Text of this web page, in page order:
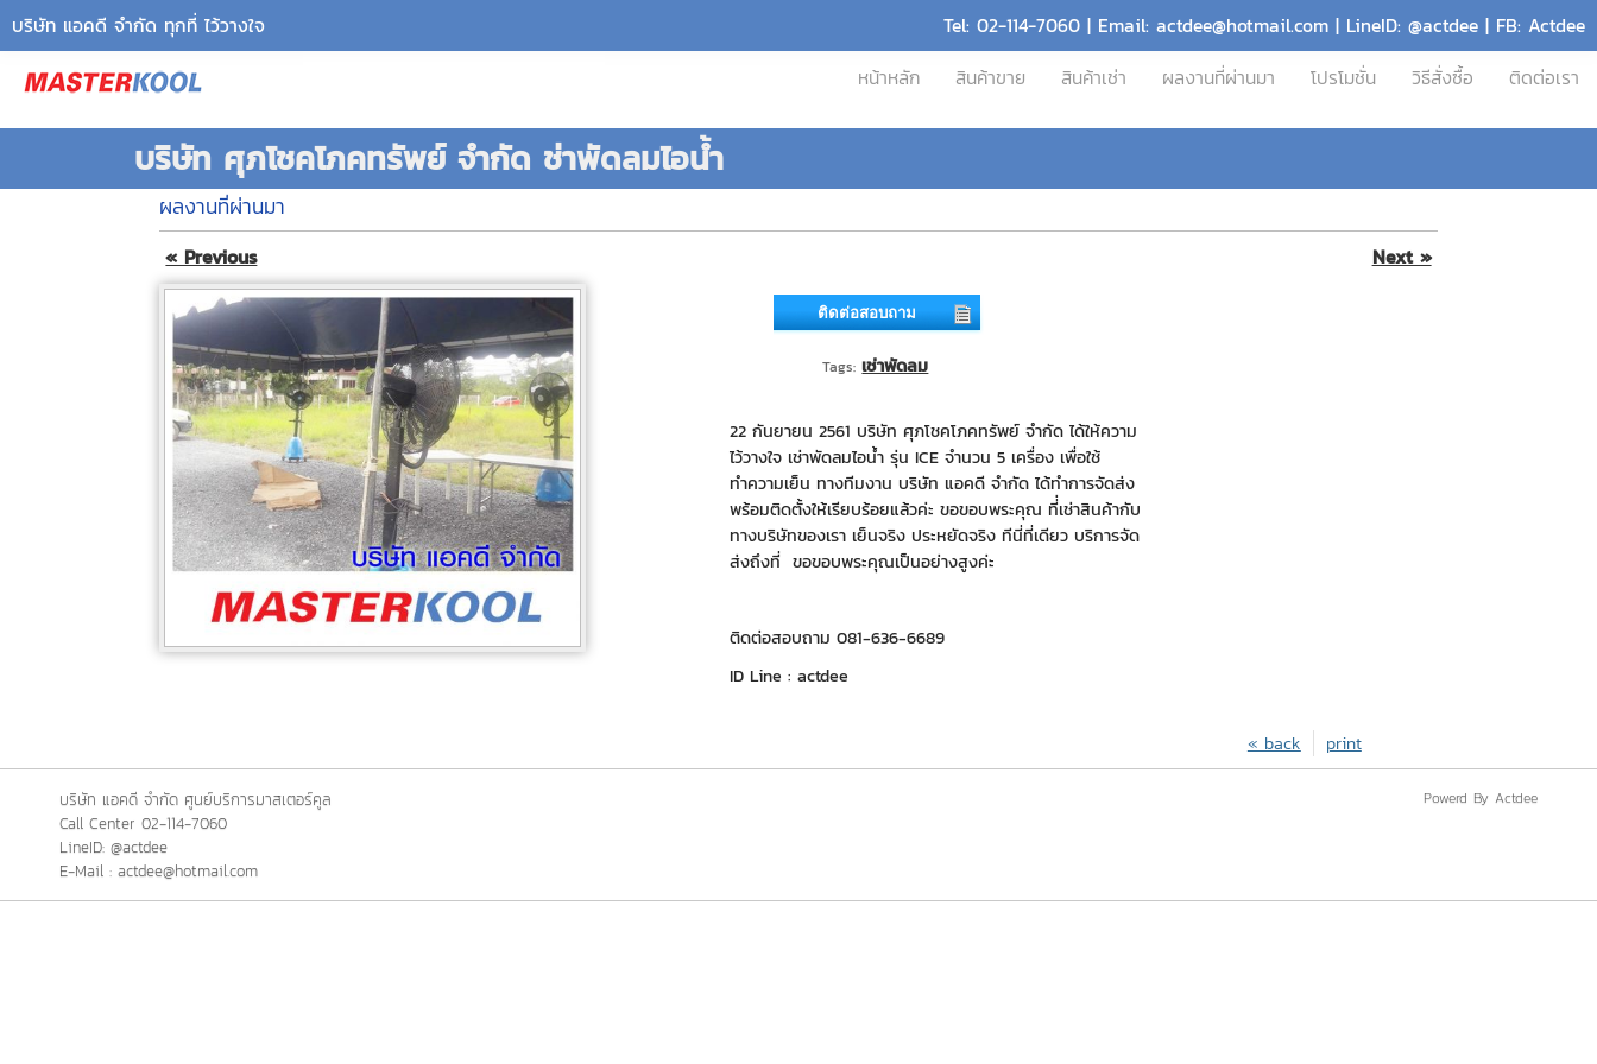
บริษัท แอคดี จำกัด ทุกที่ ไว้วางใจ
Tel: 02-114-7060 | Email: actdee@hotmail.com | LineID: @actdee | FB: Actdee
หน้าหลัก
สินค้าขาย สินค้าเช่า ผลงานที่ผ่านมา โปรโมชั่น วิธีสั่งซื้อ ติดต่อเรา
บริษัท ศุภโชคโภคทรัพย์ จำกัด ช่าพัดลมไอน้ำ
ผลงานที่ผ่านมา
« Previous Next »
Tags: เช่าพัดลม
22 กันยายน 2561 บริษัท ศุภโชคโภคทรัพย์ จำกัด ได้ให้ความ
ไว้วางใจ เช่าพัดลมไอน้ำ รุ่น ICE จำนวน 5 เครื่อง เพื่อใช้
ทำความเย็น ทางทีมงาน บริษัท แอคดี จำกัด ได้ทำการจัดส่ง
พร้อมติดตั้งให้เรียบร้อยแล้วค่ะ ขอขอบพระคุณ ที่่เช่าสินค้ากับ
ทางบริษัทของเรา เย็นจริง ประหยัดจริง ทีนี่ที่เดียว บริการจัด
ส่งถึงที่ ขอขอบพระคุณเป็นอย่างสูงค่ะ
ติดต่อสอบถาม 081-636-6689
ID Line : actdee
print
« back
บริษัท แอคดี จำกัด ศูนย์บริการมาสเตอร์คูล
Call Center 02-114-7060
LineID: @actdee
E-Mail : actdee@hotmail.com
Powerd By Actdee